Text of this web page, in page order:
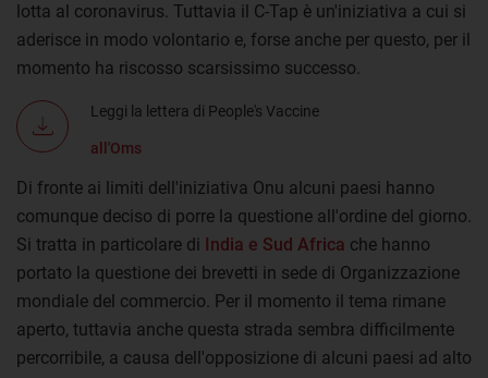
lotta al coronavirus. Tuttavia il C-Tap è un'iniziativa a cui si
aderisce in modo volontario e, forse anche per questo, per il
momento ha riscosso scarsissimo successo.
Leggi la lettera di People's Vaccine
all'Oms
Di fronte ai limiti dell'iniziativa Onu alcuni paesi hanno
comunque deciso di porre la questione all'ordine del giorno.
Si tratta in particolare di India e Sud Africa che hanno
portato la questione dei brevetti in sede di Organizzazione
mondiale del commercio. Per il momento il tema rimane
aperto, tuttavia anche questa strada sembra difficilmente
percorribile, a causa dell'opposizione di alcuni paesi ad alto